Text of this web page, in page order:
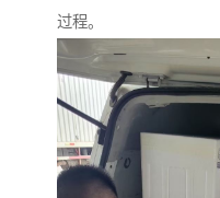
过程。